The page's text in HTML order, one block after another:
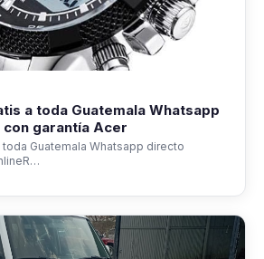
a toda Guatemala Whatsapp
garantía Acer
Guatemala Whatsapp directo